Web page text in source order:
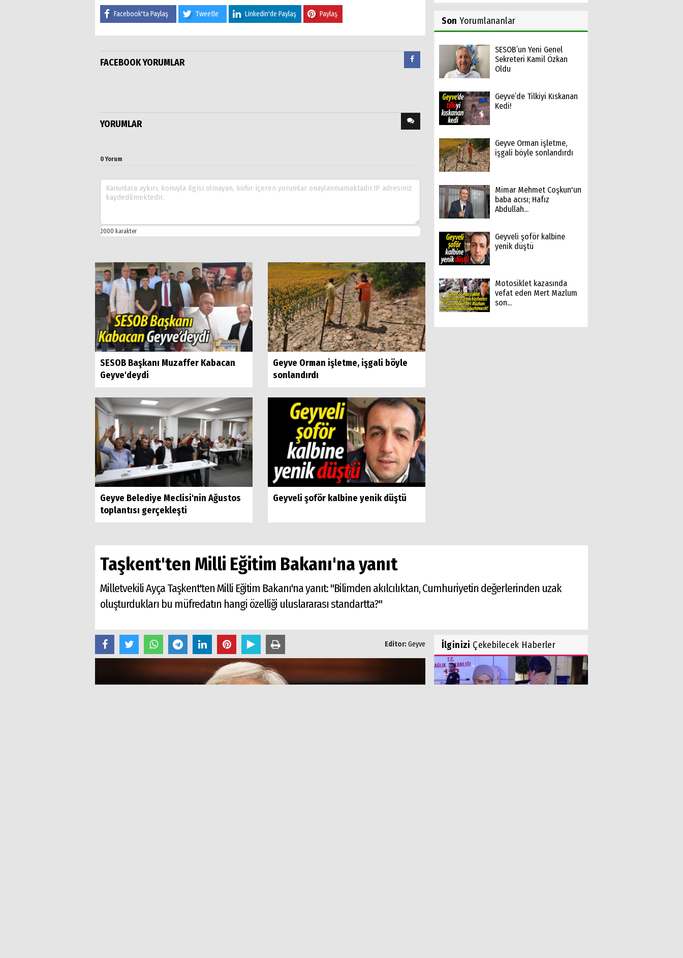
Facebook'ta Paylaş Tweetle Linkedin'de Paylaş Paylaş
FACEBOOK YORUMLAR
YORUMLAR
0 Yorum
SESOB Başkanı Muzaffer Kabacan
Geyve'deydi
Geyve Orman işletme, işgali böyle
sonlandırdı
Geyve Belediye Meclisi'nin Ağustos
toplantısı gerçekleşti
Geyveli şoför kalbine yenik düştü
Son Yorumlananlar
SESOB’un Yeni Genel
Sekreteri Kamil Özkan
Oldu
Geyve’de Tilkiyi Kıskanan
Kedi!
Geyve Orman işletme,
işgali böyle sonlandırdı
Mimar Mehmet Coşkun'un
baba acısı; Hafız
Abdullah...
Geyveli şoför kalbine
yenik düştü
Motosiklet kazasında
vefat eden Mert Mazlum
son...
Taşkent'ten Milli Eğitim Bakanı'na yanıt
Milletvekili Ayça Taşkent'ten Milli Eğitim Bakanı'na yanıt: "Bilimden akılcılıktan, Cumhuriyetin değerlerinden uzak
oluşturdukları bu müfredatın hangi özelliği uluslararası standartta?"
Editor:Geyve İlginizi Çekebilecek Haberler